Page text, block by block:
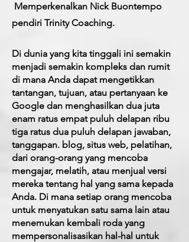
Memperkenalkan Nick Buontempo
pendiri Trinity Coaching.
Di dunia yang kita tinggali ini semakin
menjadi semakin kompleks dan rumit
di mana Anda dapat mengetikkan
tantangan, tujuan, atau pertanyaan ke
Google dan menghasilkan dua juta
enam ratus empat puluh delapan ribu
tiga ratus dua puluh delapan jawaban,
tanggapan. blog, situs web, pelatihan,
dari orang-orang yang mencoba
mengajar, melatih, atau menjual versi
mereka tentang hal yang sama kepada
Anda. Di mana setiap orang mencoba
untuk menyatukan satu sama lain atau
menemukan kembali roda yang
mempersonalisasikan hal-hal untuk